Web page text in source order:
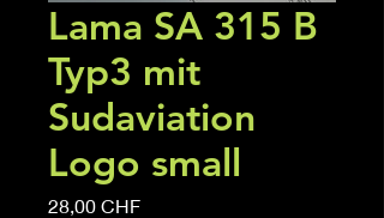
Lama SA 315 B
Typ3 mit
Sudaviation
Logo small
28,00 CHFPrix